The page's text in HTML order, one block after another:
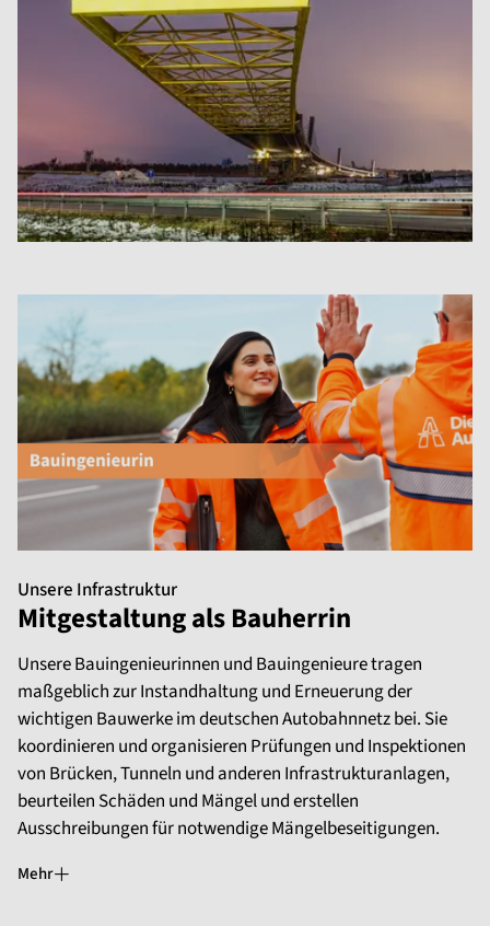
Unsere Infrastruktur
Mitgestaltung als Bauherrin
Unsere Bauingenieurinnen und Bauingenieure tragen
maßgeblich zur Instandhaltung und Erneuerung der
wichtigen Bauwerke im deutschen Autobahnnetz bei. Sie
koordinieren und organisieren Prüfungen und Inspektionen
von Brücken, Tunneln und anderen Infrastrukturanlagen,
beurteilen Schäden und Mängel und erstellen
Ausschreibungen für notwendige Mängelbeseitigungen.
Mehr